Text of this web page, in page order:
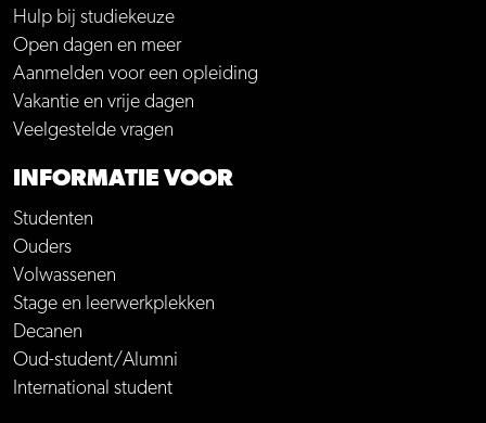
Hulp bij studiekeuze
Open dagen en meer
Aanmelden voor een opleiding
Vakantie en vrije dagen
Veelgestelde vragen
INFORMATIE VOOR
Studenten
Ouders
Volwassenen
Stage en leerwerkplekken
Decanen
Oud-student/Alumni
International student